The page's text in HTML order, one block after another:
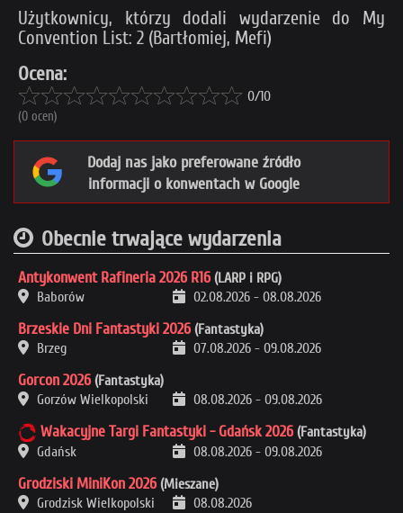
Użytkownicy, którzy dodali wydarzenie do My
Convention List: 2 (Bartłomiej, Mefi)
Ocena:
0/10
(0 ocen)
Dodaj nas jako preferowane źródło
informacji o konwentach w Google
Obecnie trwające wydarzenia
Antykonwent Rafineria 2026 R16 (LARP i RPG)
Baborów
02.08.2026 - 08.08.2026
Brzeskie Dni Fantastyki 2026 (Fantastyka)
Brzeg
07.08.2026 - 09.08.2026
Gorcon 2026 (Fantastyka)
Gorzów Wielkopolski
08.08.2026 - 09.08.2026
Wakacyjne Targi Fantastyki - Gdańsk 2026 (Fantastyka)
Gdańsk
08.08.2026 - 09.08.2026
Grodziski MiniKon 2026 (Mieszane)
Grodzisk Wielkopolski
08.08.2026